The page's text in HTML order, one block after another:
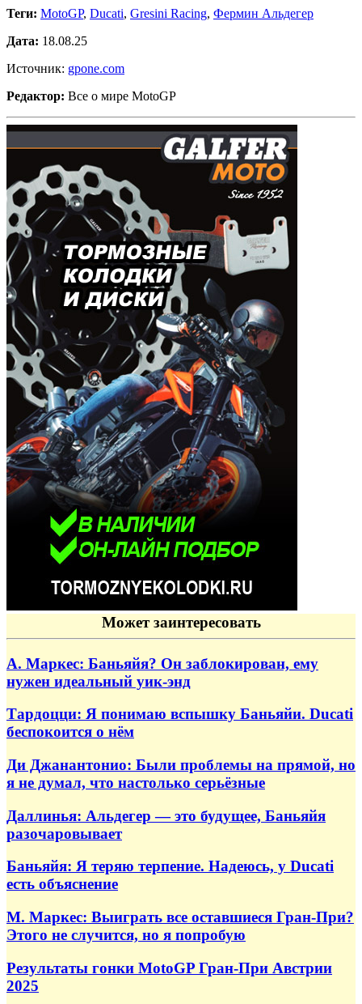
Теги: MotoGP, Ducati, Gresini Racing, Фермин Альдегер
Дата: 18.08.25
Источник: gpone.com
Редактор: Все о мире MotoGP
Может заинтересовать
А. Маркес: Баньяйя? Он заблокирован, ему
нужен идеальный уик-энд
Тардоцци: Я понимаю вспышку Баньяйи. Ducati
беспокоится о нём
Ди Джанантонио: Были проблемы на прямой, но
я не думал, что настолько серьёзные
Даллинья: Альдегер — это будущее, Баньяйя
разочаровывает
Баньяйя: Я теряю терпение. Надеюсь, у Ducati
есть объяснение
М. Маркес: Выиграть все оставшиеся Гран-При?
Этого не случится, но я попробую
Результаты гонки MotoGP Гран-При Австрии
2025